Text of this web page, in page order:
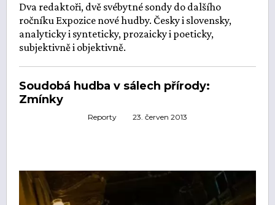
Dva redaktoři, dvě svébytné sondy do dalšího
ročníku Expozice nové hudby. Česky i slovensky,
analyticky i synteticky, prozaicky i poeticky,
subjektivně i objektivně.
Soudobá hudba v sálech přírody:
Zmínky
Reporty 23. červen 2013